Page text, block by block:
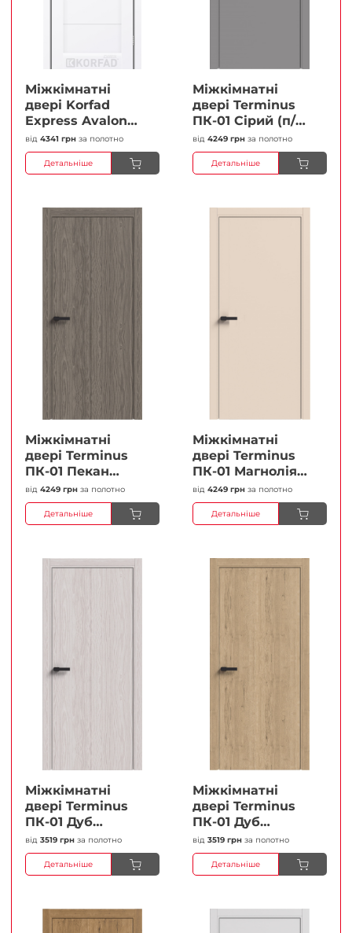
Міжкімнатні
двері Korfad
Express Avalon
Білий мат
Кристал
Антискретч
від 4341 грн за полотно
Детальніше
Міжкімнатні
двері Terminus
ПК-01 Сірий (п/п)
Глухі Плівка
від 4249 грн за полотно
Детальніше
Міжкімнатні
двері Terminus
ПК-01 Пекан
Глухі Плівка
від 4249 грн за полотно
Детальніше
Міжкімнатні
двері Terminus
ПК-01 Магнолія
Глухі Плівка
від 4249 грн за полотно
Детальніше
Міжкімнатні
двері Terminus
ПК-01 Дуб
перлиний Глухі
Плівка
від 3519 грн за полотно
Детальніше
Міжкімнатні
двері Terminus
ПК-01 Дуб
класичний Глухі
Плівка
від 3519 грн за полотно
Детальніше